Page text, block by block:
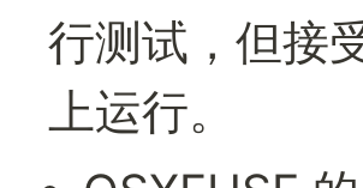
行测试，但接
上运行。